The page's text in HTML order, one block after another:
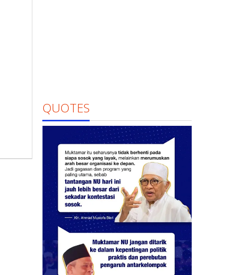
QUOTES